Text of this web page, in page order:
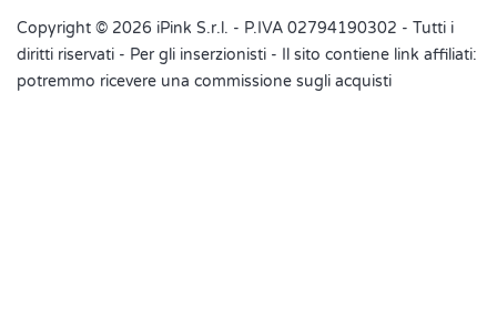
Copyright © 2026 iPink S.r.l. - P.IVA 02794190302 - Tutti i
diritti riservati - Per gli inserzionisti - Il sito contiene link affiliati:
potremmo ricevere una commissione sugli acquisti